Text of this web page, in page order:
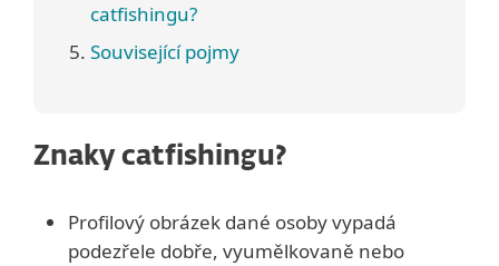
catfishingu?
Související pojmy
Znaky catfishingu?
Profilový obrázek dané osoby vypadá
podezřele dobře, vyumělkovaně nebo